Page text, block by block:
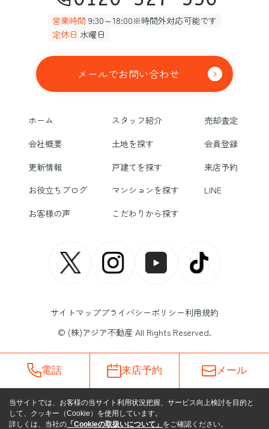
営業時間 9:30～18:00※時間外対応可能です
定休日 水曜日
メールでお問い合わせ
ホーム スタッフ紹介
売却査定
会社概要
土地を探す
会員登録
更新情報
戸建てを探す
来店予約
お役立ちブログ
マンションを探す
LINE
お客様の声
こだわりから探す
サイトマッププライバシーポリシー利用規約
© (株)アジア不動産 All Rights Reserved.
電話 来店予約 メール
当サイトでは、お客様の当サイト利用状況把握、サービス向上検討を目的と
して、クッキー（Cookie）を使用しています。
詳しくは、当社の 「Cookieの取扱いについて」 をご確認ください。